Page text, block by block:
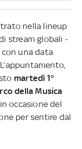
nella lineup
stream globali -
con una data
martedì 1°
della Musica
in occasione del
per sentire dal